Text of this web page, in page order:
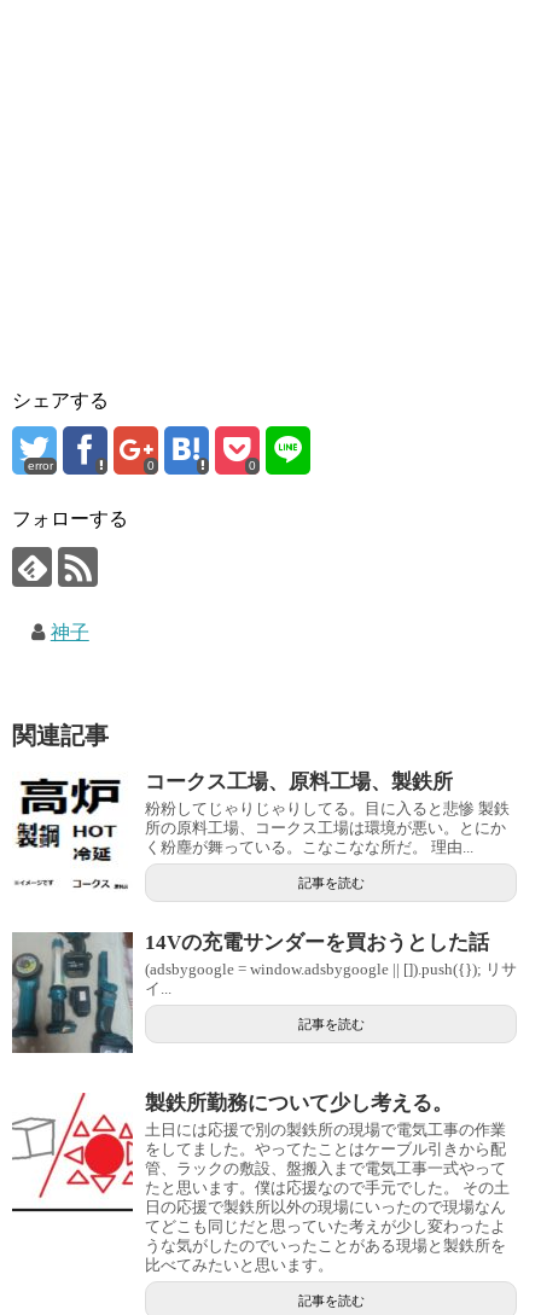
シェアする
error 0 0
フォローする
神子
関連記事
コークス工場、原料工場、製鉄所
粉粉してじゃりじゃりしてる。目に入ると悲惨 製鉄
所の原料工場、コークス工場は環境が悪い。とにか
く粉塵が舞っている。こなこなな所だ。 理由...
記事を読む
14Vの充電サンダーを買おうとした話
(adsbygoogle = window.adsbygoogle || []).push({}); リサ
イ...
記事を読む
製鉄所勤務について少し考える。
土日には応援で別の製鉄所の現場で電気工事の作業
をしてました。やってたことはケーブル引きから配
管、ラックの敷設、盤搬入まで電気工事一式やって
たと思います。僕は応援なので手元でした。 その土
日の応援で製鉄所以外の現場にいったので現場なん
てどこも同じだと思っていた考えが少し変わったよ
うな気がしたのでいったことがある現場と製鉄所を
比べてみたいと思います。
記事を読む